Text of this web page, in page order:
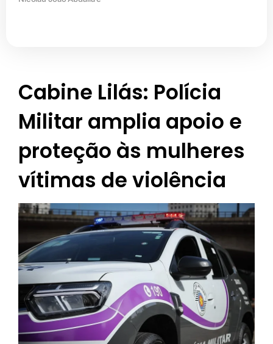
Cabine Lilás: Polícia
Militar amplia apoio e
proteção às mulheres
vítimas de violência